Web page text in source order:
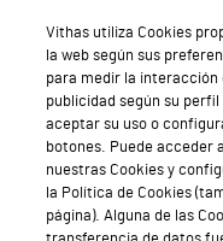
Vithas utiliza Cookies
la web según sus
para medir la
publicidad según su
aceptar su uso o
botones. Puede acceder
nuestras Cookies y
la Política de Cookies
página). Alguna de las